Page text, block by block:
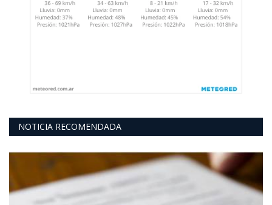
NOTICIA RECOMENDADA